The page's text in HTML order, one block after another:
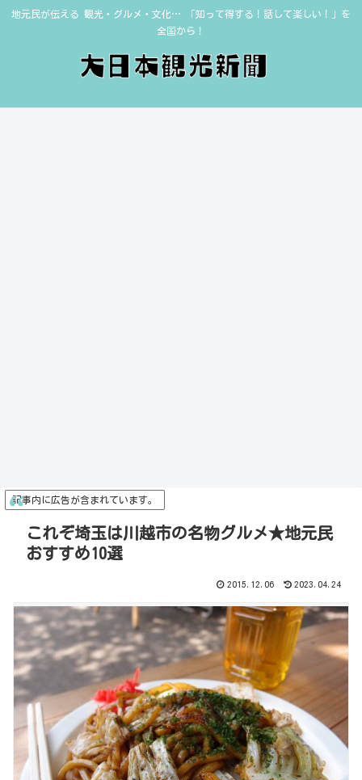
地元民が伝える 観光・グルメ・文化… 「知って得する！話して楽しい！」を
全国から！
記事内に広告が含まれています。
これぞ埼玉は川越市の名物グルメ★地元民
おすすめ10選
2015.12.06 2023.04.24